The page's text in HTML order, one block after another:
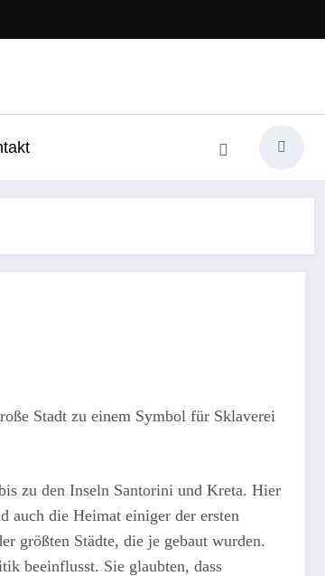
Stadt zu einem Symbol für Sklaverei
zu den Inseln Santorini und Kreta. Hier
auch die Heimat einiger der ersten
größten Städte, die je gebaut wurden.
beeinflusst. Sie glaubten, dass